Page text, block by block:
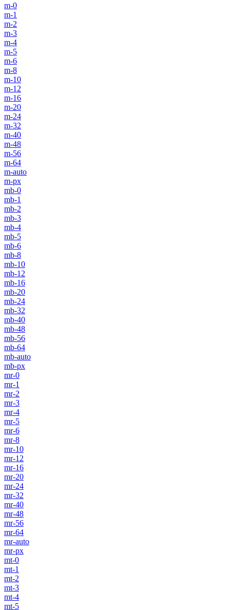
m-0
m-1
m-2
m-3
m-4
m-5
m-6
m-8
m-10
m-12
m-16
m-20
m-24
m-32
m-40
m-48
m-56
m-64
m-auto
m-px
mb-0
mb-1
mb-2
mb-3
mb-4
mb-5
mb-6
mb-8
mb-10
mb-12
mb-16
mb-20
mb-24
mb-32
mb-40
mb-48
mb-56
mb-64
mb-auto
mb-px
mr-0
mr-1
mr-2
mr-3
mr-4
mr-5
mr-6
mr-8
mr-10
mr-12
mr-16
mr-20
mr-24
mr-32
mr-40
mr-48
mr-56
mr-64
mr-auto
mr-px
mt-0
mt-1
mt-2
mt-3
mt-4
mt-5